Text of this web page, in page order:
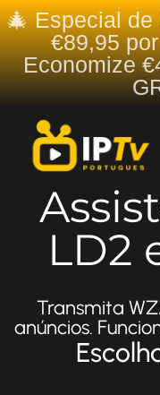
🎄 Especial de
€89,95
Economize
LD2
Transmita
anúncios.